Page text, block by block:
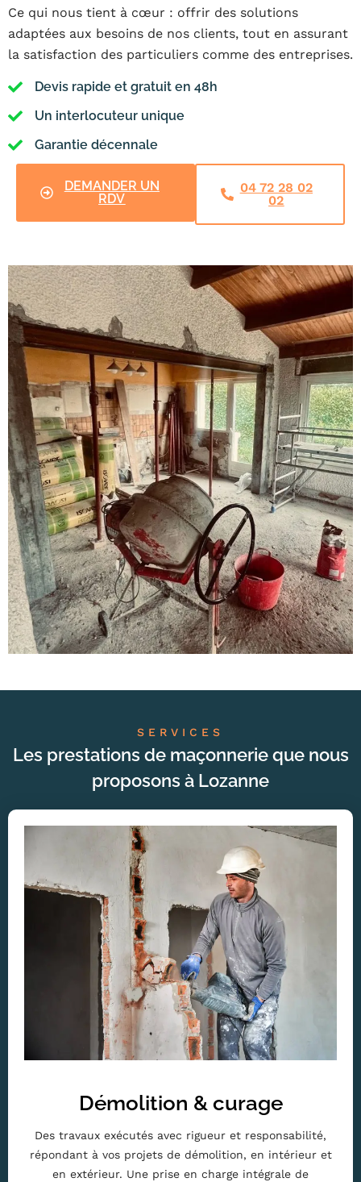
Ce qui nous tient à cœur : offrir des solutions
adaptées aux besoins de nos clients, tout en assurant
la satisfaction des particuliers comme des entreprises.
Devis rapide et gratuit en 48h
Un interlocuteur unique
Garantie décennale
DEMANDER UN
RDV
04 72 28 02
02
SERVICES
Les prestations de maçonnerie que nous
proposons à Lozanne
Démolition & curage
Des travaux exécutés avec rigueur et responsabilité,
répondant à vos projets de démolition, en intérieur et
en extérieur. Une prise en charge intégrale de